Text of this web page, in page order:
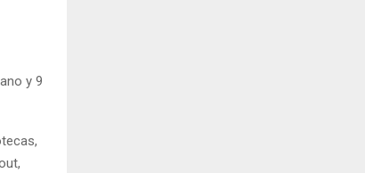
y 9